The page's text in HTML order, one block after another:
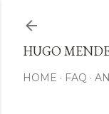
HUGO
HOME FAQ